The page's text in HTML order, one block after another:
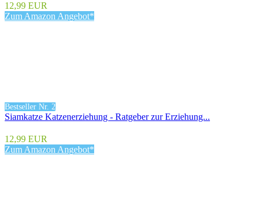
12,99 EUR
Zum Amazon Angebot*
Bestseller Nr. 2
Siamkatze Katzenerziehung - Ratgeber zur Erziehung...
12,99 EUR
Zum Amazon Angebot*